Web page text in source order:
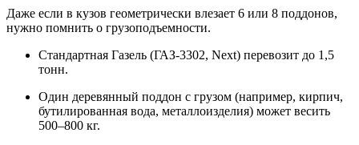
Даже если в кузов геометрически влезает 6 или 8 поддонов,
нужно помнить о грузоподъемности.
Стандартная Газель (ГАЗ-3302, Next) перевозит до 1,5
тонн.
Один деревянный поддон с грузом (например, кирпич,
бутилированная вода, металлоизделия) может весить
500–800 кг.